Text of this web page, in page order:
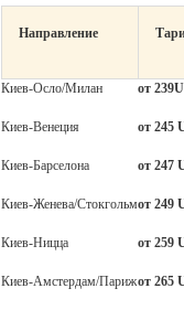
Направление
Киев-Осло/Милан от 239
Киев-Венеция от 245
Киев-Барселона от 247
Киев-Женева/Стокгольмот 249
Киев-Ницца от 259
Киев-Амстердам/Парижот 265